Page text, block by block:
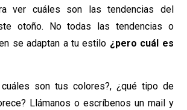
ver cuáles son las tendencias del
otoño. No todas las tendencias o
se adaptan a tu estilo ¿pero cuál es
cuáles son tus colores?, ¿qué tipo de
Llámanos o escríbenos un mail y